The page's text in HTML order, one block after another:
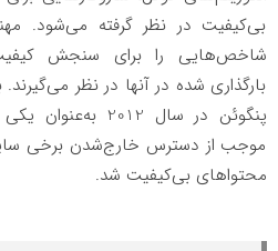
بی‌کیفیت در نظر گرفته می‌شود.
شاخص‌هایی را برای سنجش
بارگذاری شده در آنها در نظر می‌گیرند.
پنگوئن در سال
موجب از دسترس خارج‌شدن برخی
محتواهای بی‌کیفیت شد.